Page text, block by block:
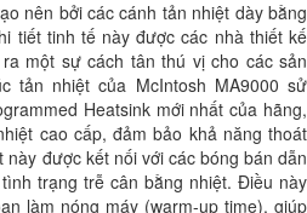
nên bởi các cánh tản nhiệt dày bằng
tiết tinh tế này được các nhà thiết kế
một sự cách tân thú vị cho các sản
tản nhiệt của McIntosh MA9000 sử
Heatsink mới nhất của hãng,
cao cấp, đảm bảo khả năng thoát
được kết nối với các bóng bán dẫn
trạng trễ cân bằng nhiệt. Điều này
làm nóng máy (warm-up time), giúp